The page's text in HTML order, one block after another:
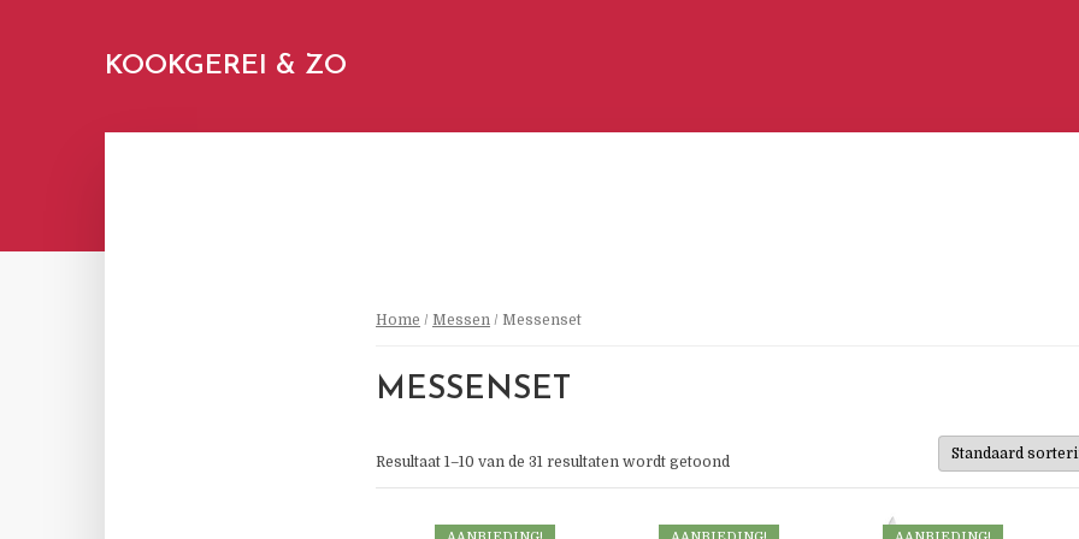
KOOKGEREI & ZO
Home / Messen / Messenset
MESSENSET
Resultaat 1–10 van de 31 resultaten wordt getoond